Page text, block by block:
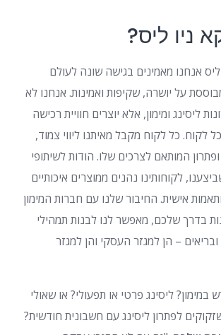
ניו ליס?
אנחנו מאמינים בגישה שונה לעולם
על יושרה, שקיפות ואמינות. אנחנו לא
ליסינג ומימון, אלא יוצרים חוויית רכישה
לקוח. כל לקוח מקבל מאיתנו ליווי צמוד,
המותאם לצרכים שלו. הודות לשיתופי
לקוחותינו נהנים ממוצרים איכותיים
אישית. החיבור שלנו עם חברות המימון
בדרך שלכם, מאפשר לנו לבנות תמהילי
– הן למגזר העסקי והן למגזר
ליסינג פרטי או תפעולי? או שאולי
לפתרון ליסינג עם חשבונית חודשית?